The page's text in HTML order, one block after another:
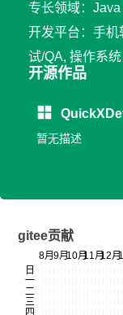
专长领域：
开发平台：手机
试/QA, 操作系统
开源作品
暂无描述
gitee贡献